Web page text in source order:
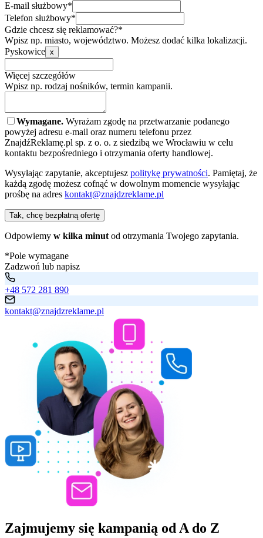
E-mail służbowy*
Telefon służbowy*
Gdzie chcesz się reklamować?*
Wpisz np. miasto, województwo. Możesz dodać kilka lokalizacji.
Pyskowice x
Więcej szczegółów
Wpisz np. rodzaj nośników, termin kampanii.
Wymagane. Wyrażam zgodę na przetwarzanie podanego
powyżej adresu e-mail oraz numeru telefonu przez
ZnajdźReklamę.pl sp. z o. o. z siedzibą we Wrocławiu w celu
kontaktu bezpośredniego i otrzymania oferty handlowej.
Wysyłając zapytanie, akceptujesz politykę prywatności. Pamiętaj, że
każdą zgodę możesz cofnąć w dowolnym momencie wysyłając
prośbę na adres kontakt@znajdzreklame.pl
Tak, chcę bezpłatną ofertę
Odpowiemy w kilka minut od otrzymania Twojego zapytania.
*Pole wymagane
Zadzwoń lub napisz
+48 572 281 890
kontakt@znajdzreklame.pl
Zajmujemy się kampanią od A do Z